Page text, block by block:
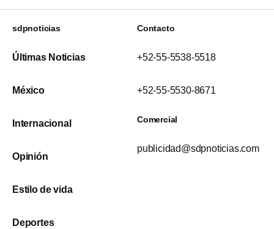
sdpnoticias
Últimas Noticias
México
Internacional
Opinión
Estilo de vida
Deportes
Contacto
+52-55-5538-5518
+52-55-5530-8671
Comercial
publicidad@sdpnoticias.com